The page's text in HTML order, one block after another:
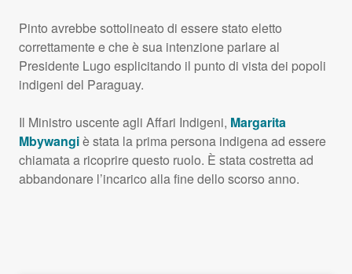
Pinto avrebbe sottolineato di essere stato eletto
correttamente e che è sua intenzione parlare al
Presidente Lugo esplicitando il punto di vista dei popoli
indigeni del Paraguay.
Il Ministro uscente agli Affari Indigeni, Margarita
Mbywangiè stata la prima persona indigena ad essere
chiamata a ricoprire questo ruolo. È stata costretta ad
abbandonare l’incarico alla fine dello scorso anno.